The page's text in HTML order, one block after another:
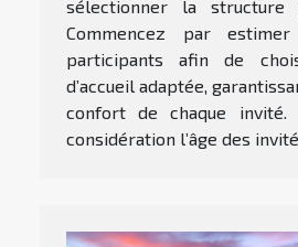
sélectionner la structure
Commencez par
participants afin de
d’accueil adaptée,
confort de chaque invité.
considération l’âge des